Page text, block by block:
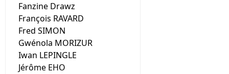
Fanzine Drawz
François RAVARD
Fred SIMON
Gwénola MORIZUR
Iwan LEPINGLE
Jérôme EHO